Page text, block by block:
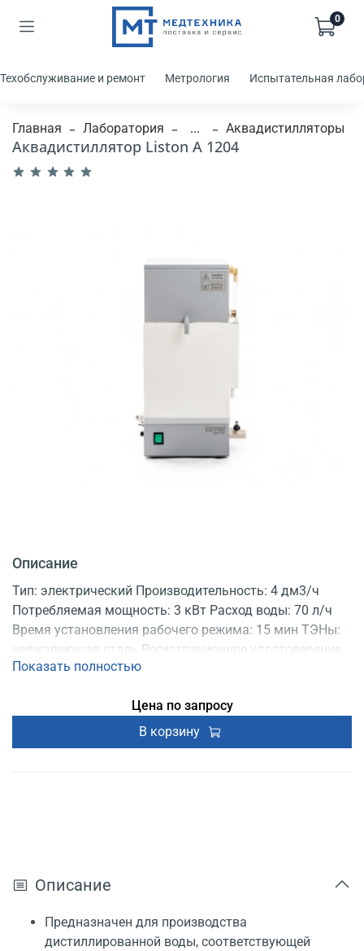
0
Техобслуживание и ремонт Метрология Испытательная
Главная Лаборатория ... Аквадистилляторы
Аквадистиллятор Liston A 1204
Описание
Тип: электрический Производительность: 4 дм3/ч
Потребляемая мощность: 3 кВт Расход воды: 70 л/ч
Время установления рабочего режима: 15 мин ТЭНы:
нержавеющая сталь Регистрационное удостоверение
Показать полностью
Цена по запросу
В корзину
Описание
Предназначен для производства
дистиллированной воды, соответствующей